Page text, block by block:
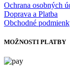
Ochrana osobných
Doprava a Platba
Obchodné
MOŽNOSTI PLATBY